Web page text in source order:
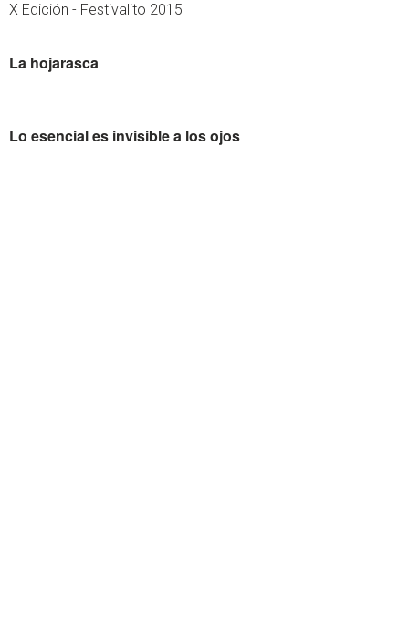
X Edición - Festivalito 2015
La hojarasca
Lo esencial es invisible a los ojos